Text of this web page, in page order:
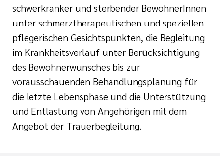
schwerkranker und sterbender BewohnerInnen
unter schmerztherapeutischen und speziellen
pflegerischen Gesichtspunkten, die Begleitung
im Krankheitsverlauf unter Berücksichtigung
des Bewohnerwunsches bis zur
vorausschauenden Behandlungsplanung für
die letzte Lebensphase und die Unterstützung
und Entlastung von Angehörigen mit dem
Angebot der Trauerbegleitung.